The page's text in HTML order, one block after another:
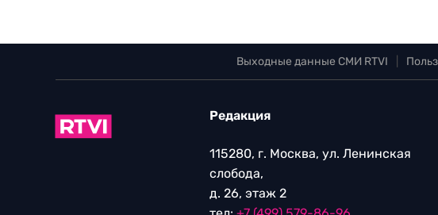
Выходные данные СМИ RTVI
Редакция
115280, г. Москва, ул. Ленинская
слобода,
д. 26, этаж 2